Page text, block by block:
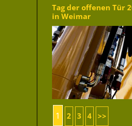
Tag der offenen Tür
in Weimar
1 2 3 4 >>